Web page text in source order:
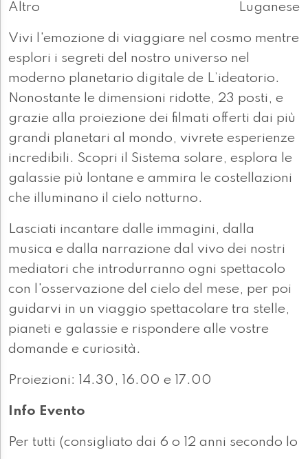
Altro Luganese
Vivi l'emozione di viaggiare nel cosmo mentre
esplori i segreti del nostro universo nel
moderno planetario digitale de L’ideatorio.
Nonostante le dimensioni ridotte, 23 posti, e
grazie alla proiezione dei filmati offerti dai più
grandi planetari al mondo, vivrete esperienze
incredibili. Scopri il Sistema solare, esplora le
galassie più lontane e ammira le costellazioni
che illuminano il cielo notturno.
Lasciati incantare dalle immagini, dalla
musica e dalla narrazione dal vivo dei nostri
mediatori che introdurranno ogni spettacolo
con l'osservazione del cielo del mese, per poi
guidarvi in un viaggio spettacolare tra stelle,
pianeti e galassie e rispondere alle vostre
domande e curiosità.
Proiezioni: 14.30, 16.00 e 17.00
Info Evento
Per tutti (consigliato dai 6 o 12 anni secondo lo